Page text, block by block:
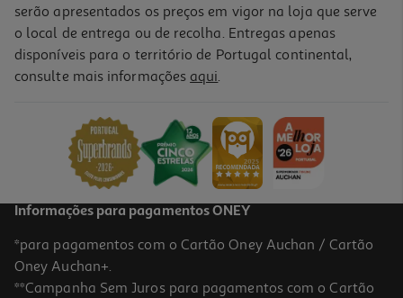
Caneta Apagável Do Art Amore Modelos Sortidos
serão apresentados os preços em vigor na loja que serve
o local de entrega ou de recolha. Entregas apenas
disponíveis para o território de Portugal continental,
consulte mais informações aqui.
Informações para pagamentos ONEY
*para pagamentos com o Cartão Oney Auchan / Cartão
Oney Auchan+.
**Campanha Sem Juros para pagamentos com o Cartão